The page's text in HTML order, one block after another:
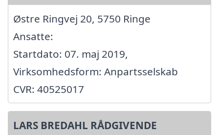
Østre Ringvej 20, 5750 Ringe
Ansatte:
Startdato: 07. maj 2019,
Virksomhedsform: Anpartsselskab
CVR: 40525017
LARS BREDAHL RÅDGIVENDE